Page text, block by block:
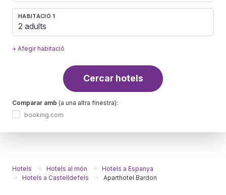
HABITACIÓ 1
2 adults
+ Afegir habitació
Cercar hotels
Comparar amb (a una altra finestra):
booking.com
Hotels Hotels al món
Hotels a Espanya
Hotels a Castelldefels
Aparthotel Bardon